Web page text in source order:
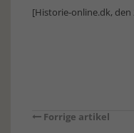
[Historie-online.dk, den
Forrige artikel